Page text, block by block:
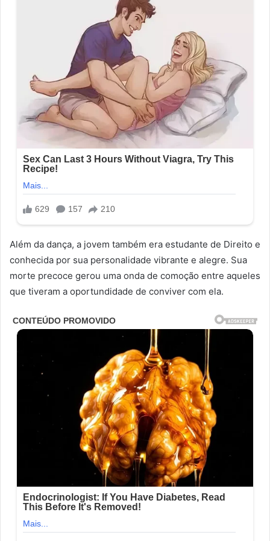
Além da dança, a jovem também era estudante de Direito e
conhecida por sua personalidade vibrante e alegre. Sua
morte precoce gerou uma onda de comoção entre aqueles
que tiveram a oportundidade de conviver com ela.